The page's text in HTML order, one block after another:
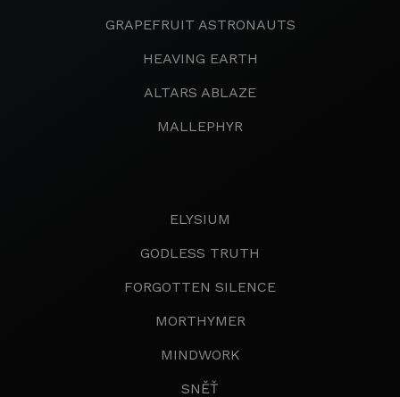
GRAPEFRUIT ASTRONAUTS
HEAVING EARTH
ALTARS ABLAZE
MALLEPHYR
ELYSIUM
GODLESS TRUTH
FORGOTTEN SILENCE
MORTHYMER
MINDWORK
SNĚŤ